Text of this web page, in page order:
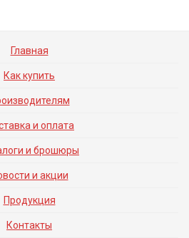
Главная
Как купить
и оплата
и брошюры
и акции
Продукция
Контакты